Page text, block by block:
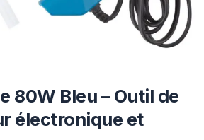
80W Bleu – Outil de
électronique et